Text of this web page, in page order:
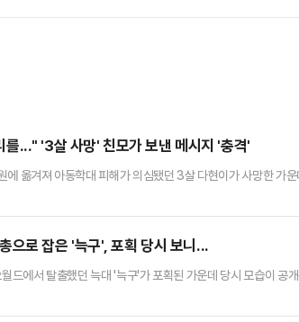
를..." '3살 사망' 친모가 보낸 메시지 '충격'
에 옮겨져 아동학대 피해가 의심됐던 3살 다현이가 사망한 가
를 세게 때리는 게 어디 있냐"며 "오빠가 맞아도 아파할 것"이
으로 잡은 '늑구', 포획 당시 보니...
드에서 탈출했던 늑대 '늑구'가 포획된 가운데 당시 모습이 공
근 수로에서 마취총을 맞고 포획됐다.포획된 늑구는 오월드